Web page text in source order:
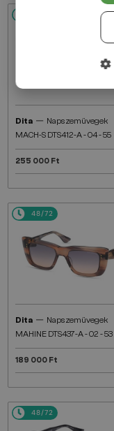
Dita — Napszemüvegek
MACH-S DTS412-A - 04 - 55
255 000 Ft
48/72
Dita — Napszemüvegek
MAHINE DTS437-A - 02 - 53
189 000 Ft
48/72